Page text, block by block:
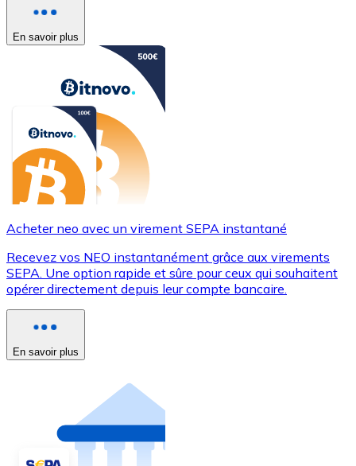
En savoir plus
Acheter neo avec un virement SEPA instantané
Recevez vos NEO instantanément grâce aux virements
SEPA. Une option rapide et sûre pour ceux qui souhaitent
opérer directement depuis leur compte bancaire.
En savoir plus